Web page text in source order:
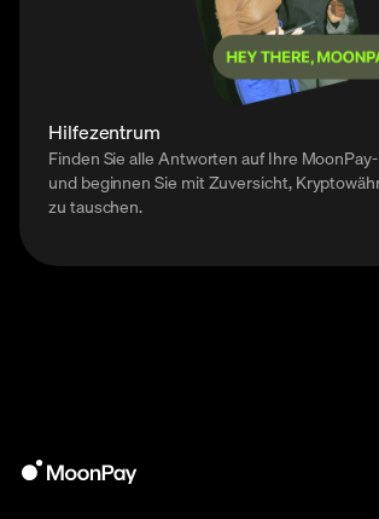
Hilfezentrum
Finden Sie alle Antworten auf Ihre
und beginnen Sie mit Zuversicht,
zu tauschen.